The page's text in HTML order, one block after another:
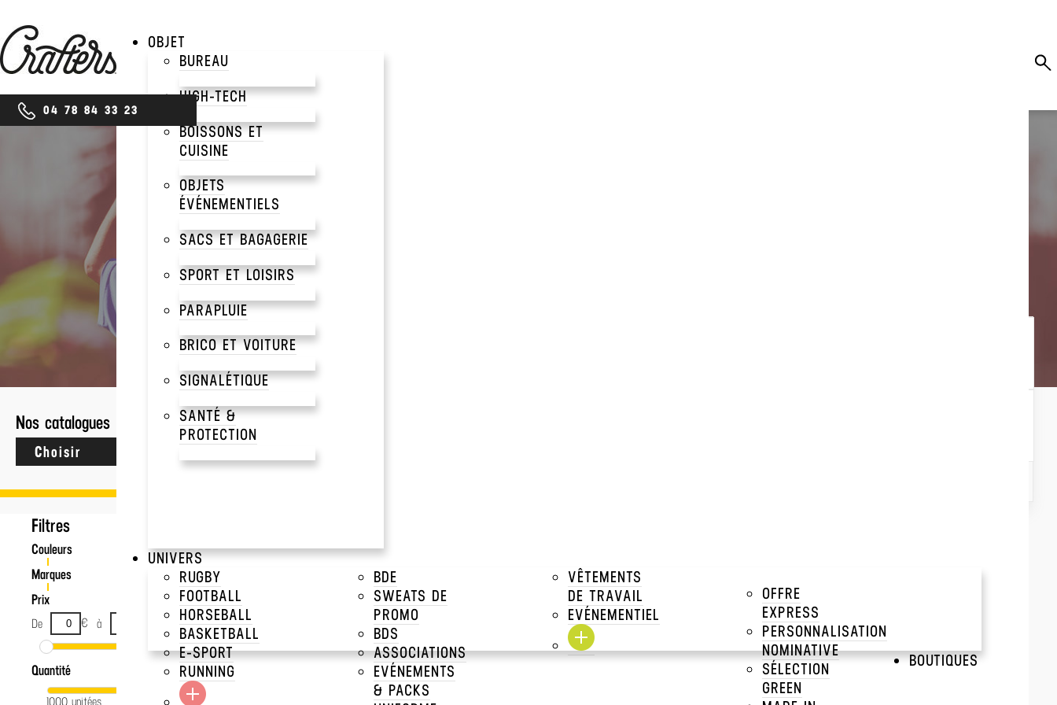
04 78 84 33 23
OBJET
BUREAU
HIGH-TECH
BOISSONS ET
CUISINE
OBJETS
ÉVÉNEMENTIELS
SACS ET BAGAGERIE
SPORT ET LOISIRS
PARAPLUIE
BRICO ET VOITURE
SIGNALÉTIQUE
SANTÉ &
PROTECTION
UNIVERS
RUGBY
FOOTBALL
HORSEBALL
BASKETBALL
E-SPORT
RUNNING
BDE
SWEATS DE
PROMO
BDS
ASSOCIATIONS
EVÉNEMENTS
& PACKS
VÊTEMENTS
DE TRAVAIL
EVÉNEMENTIEL
OFFRE
EXPRESS
PERSONNALISATION
NOMINATIVE
SÉLECTION
GREEN
BOUTIQUES
keyboard_arrow_down
Nos catalogues
Filtres
Couleurs
Marques
Prix
De € à
Quantité
1000 unitées
0 résultats